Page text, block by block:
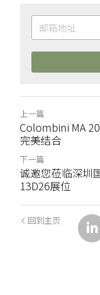
上一篇
Colombini MA
完美结合
下一篇
诚邀您莅临深圳
13D26展位
回到主页